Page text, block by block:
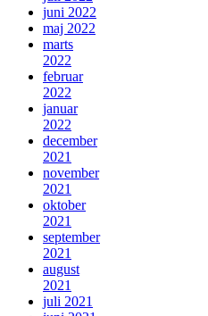
juni 2022
maj 2022
marts
2022
februar
2022
januar
2022
december
2021
november
2021
oktober
2021
september
2021
august
2021
juli 2021